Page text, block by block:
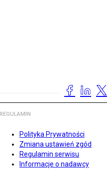
REGULAMIN
Polityka Prywatności
Zmiana ustawień zgód
Regulamin serwisu
Informacje o nadawcy